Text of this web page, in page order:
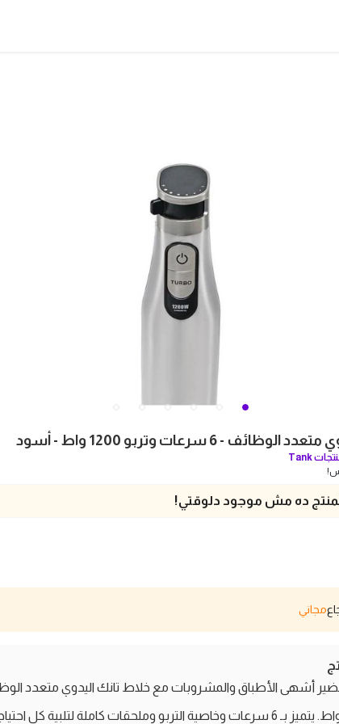
- 6 سرعات وتربو 1200 واط - أسود
Tank
ده مش موجود دلوقتي!
مجاني
أشهى الأطباق والمشروبات مع خلاط تانك اليدوي متعدد
بقوة 1200 واط. يتميز بـ 6 سرعات وخاصية التربو وملحقات كاملة لتلبية كل